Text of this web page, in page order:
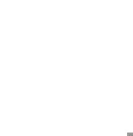
ஆட்டமிழந்தது, இதன் மூலம்